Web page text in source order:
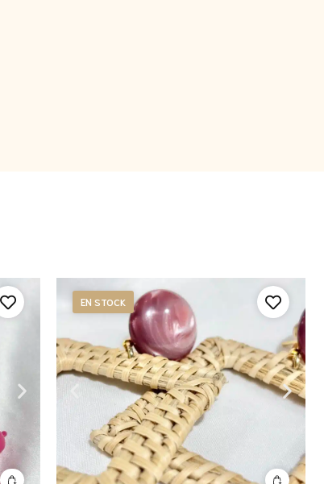
EN STOCK